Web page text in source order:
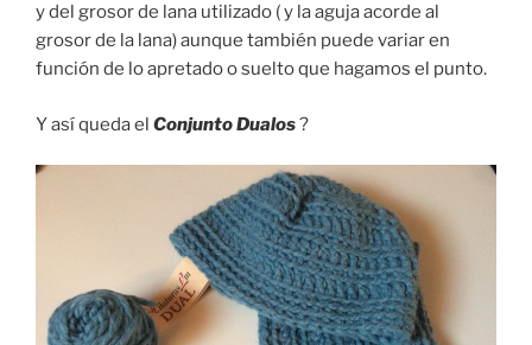
y del grosor de lana utilizado ( y la aguja acorde al
grosor de la lana) aunque también puede variar en
función de lo apretado o suelto que hagamos el punto.
Y así queda el Conjunto Dualos?